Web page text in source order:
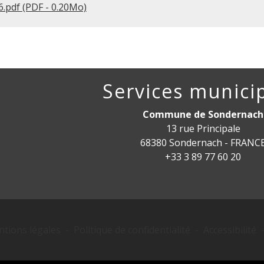
(PDF - 0.20Mo)
Services
Commune de Sondernach
13 rue Principale
68380 Sondernach -
+33 3 89 77 60 20